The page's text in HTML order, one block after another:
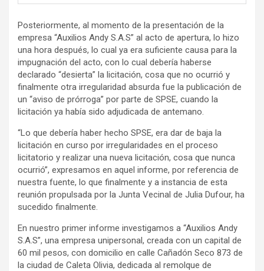
Posteriormente, al momento de la presentación de la
empresa “Auxilios Andy S.A.S” al acto de apertura, lo hizo
una hora después, lo cual ya era suficiente causa para la
impugnación del acto, con lo cual debería haberse
declarado “desierta” la licitación, cosa que no ocurrió y
finalmente otra irregularidad absurda fue la publicación de
un “aviso de prórroga” por parte de SPSE, cuando la
licitación ya había sido adjudicada de antemano.
“Lo que debería haber hecho SPSE, era dar de baja la
licitación en curso por irregularidades en el proceso
licitatorio y realizar una nueva licitación, cosa que nunca
ocurrió”, expresamos en aquel informe, por referencia de
nuestra fuente, lo que finalmente y a instancia de esta
reunión propulsada por la Junta Vecinal de Julia Dufour, ha
sucedido finalmente.
En nuestro primer informe investigamos a “Auxilios Andy
S.A.S”, una empresa unipersonal, creada con un capital de
60 mil pesos, con domicilio en calle Cañadón Seco 873 de
la ciudad de Caleta Olivia, dedicada al remolque de